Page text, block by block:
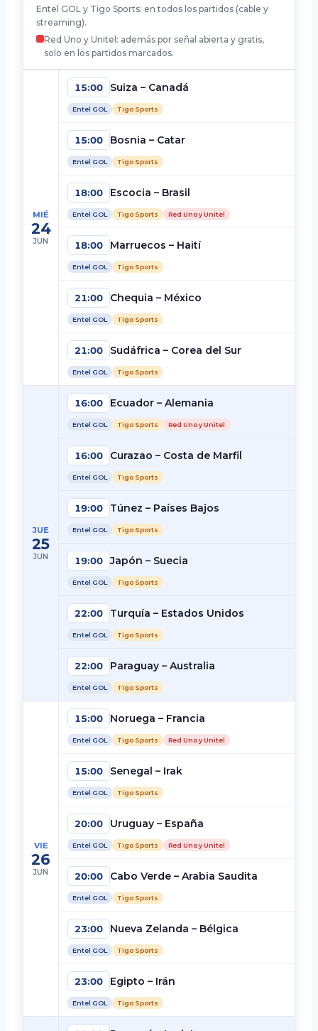
Entel GOL y Tigo Sports: en todos los partidos (cable y
streaming).
Red Uno y Unitel: además por señal abierta y gratis,
solo en los partidos marcados.
MIÉ
24
JUN
15:00 Suiza – Canadá
Entel GOL Tigo Sports
15:00 Bosnia – Catar
Entel GOL Tigo Sports
18:00 Escocia – Brasil
Entel GOL Tigo Sports Red Uno y Unitel
18:00 Marruecos – Haití
Entel GOL Tigo Sports
21:00 Chequia – México
Entel GOL Tigo Sports
21:00 Sudáfrica – Corea del Sur
Entel GOL Tigo Sports
JUE
25
JUN
16:00 Ecuador – Alemania
Entel GOL Tigo Sports Red Uno y Unitel
16:00 Curazao – Costa de Marfil
Entel GOL Tigo Sports
19:00 Túnez – Países Bajos
Entel GOL Tigo Sports
19:00 Japón – Suecia
Entel GOL Tigo Sports
22:00 Turquía – Estados Unidos
Entel GOL Tigo Sports
22:00 Paraguay – Australia
Entel GOL Tigo Sports
VIE
26
JUN
15:00 Noruega – Francia
Entel GOL Tigo Sports Red Uno y Unitel
15:00 Senegal – Irak
Entel GOL Tigo Sports
20:00 Uruguay – España
Entel GOL Tigo Sports Red Uno y Unitel
20:00 Cabo Verde – Arabia Saudita
Entel GOL Tigo Sports
23:00 Nueva Zelanda – Bélgica
Entel GOL Tigo Sports
23:00 Egipto – Irán
Entel GOL Tigo Sports